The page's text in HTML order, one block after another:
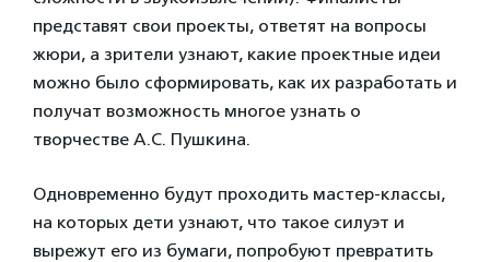
представят свои проекты, ответят на вопросы
жюри, а зрители узнают, какие проектные идеи
можно было сформировать, как их разработать и
получат возможность многое узнать о
творчестве А.С. Пушкина.
Одновременно будут проходить мастер-классы,
на которых дети узнают, что такое силуэт и
вырежут его из бумаги, попробуют превратить